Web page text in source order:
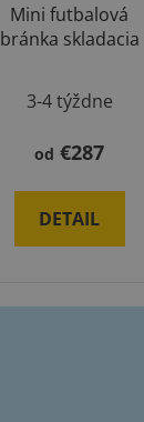
Mini futbalová
bránka skladacia
3-4 týždne
od €287
DETAIL